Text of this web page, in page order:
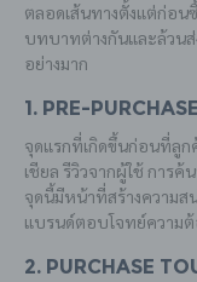
ตลอดเส้นทางตั้งแต่ก่อน
บทบาทต่างกันและล้วน
อย่างมาก
1. Pre-
จุดแรกที่เกิดขึ้นก่อนที่ลูก
เชียล รีวิวจากผู้ใช้ การ
จุดนี้มีหน้าที่สร้างความส
แบรนด์ตอบโจทย์ความต้
2. Purchase